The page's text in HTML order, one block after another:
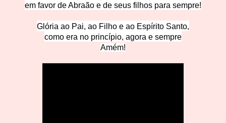
em favor de Abraão e de seus filhos para sempre!
Glória ao Pai, ao Filho e ao Espírito Santo,
como era no princípio, agora e sempre
Amém!